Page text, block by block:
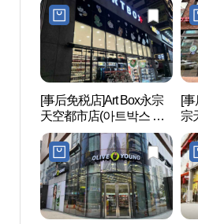
[事后免税店]Art Box永宗
天空都市店(아트박스 영
종하늘도시점)
[
宗